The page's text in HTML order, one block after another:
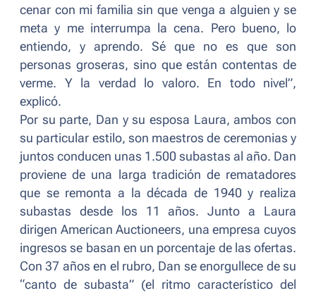
cenar con mi familia sin que venga a alguien y se
meta y me interrumpa la cena. Pero bueno, lo
entiendo, y aprendo. Sé que no es que son
personas groseras, sino que están contentas de
verme. Y la verdad lo valoro. En todo nivel”,
explicó.
Por su parte, Dan y su esposa Laura, ambos con
su particular estilo, son maestros de ceremonias y
juntos conducen unas 1.500 subastas al año. Dan
proviene de una larga tradición de rematadores
que se remonta a la década de 1940 y realiza
subastas desde los 11 años. Junto a Laura
dirigen American Auctioneers, una empresa cuyos
ingresos se basan en un porcentaje de las ofertas.
Con 37 años en el rubro, Dan se enorgullece de su
“canto de subasta” (el ritmo característico del